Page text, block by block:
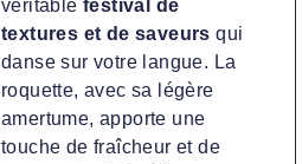
véritablefestival de
textures et de saveurs qui
danse sur votre langue. La
roquette, avec sa légère
amertume, apporte une
touche de fraîcheur et de